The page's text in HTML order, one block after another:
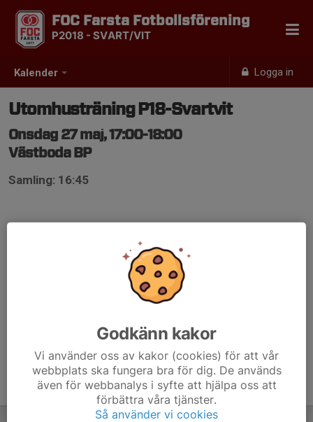
Kalender Logga in
FOC Farsta Fotbollsförening
P2018 - SVART/VIT
Utomhusträning P18-Svartvit
Onsdag 27 maj, 17:00-18:00
Västboda BP
Samling: 16:45
Godkänn kakor
Vi använder oss av kakor (cookies) för att vår
webbplats ska fungera bra för dig. De används
även för webbanalys i syfte att hjälpa oss att
förbättra våra tjänster.
Så använder vi cookies